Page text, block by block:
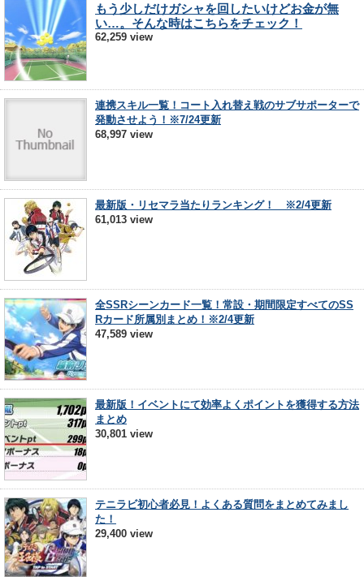
もう少しだけガシャを回したいけどお金が無
い…。そんな時はこちらをチェック！
62,259 view
連携スキル一覧！コート入れ替え戦のサブサポーターで
発動させよう！※7/24更新
68,997 view
最新版・リセマラ当たりランキング！ ※2/4更新
61,013 view
全SSRシーンカード一覧！常設・期間限定すべてのSS
Rカード所属別まとめ！※2/4更新
47,589 view
最新版！イベントにて効率よくポイントを獲得する方法
まとめ
30,801 view
テニラビ初心者必見！よくある質問をまとめてみまし
た！
29,400 view